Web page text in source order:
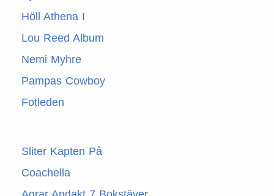
Höll Athena I
Lou Reed Album
Nemi Myhre
Pampas Cowboy
Fotleden
Sliter Kapten På
Coachella